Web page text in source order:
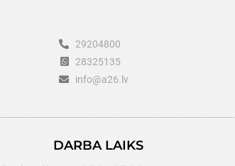
29204800
28325135
info@a26.lv
DARBA LAIKS